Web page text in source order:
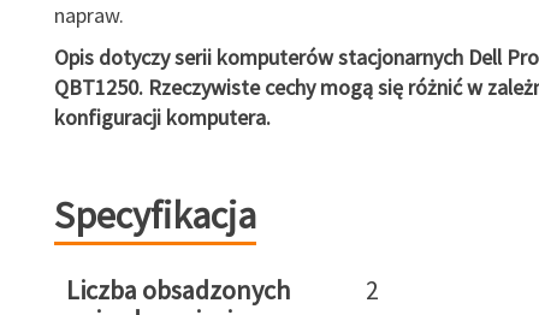
napraw.
Opis dotyczy serii komputerów stacjonarnych Dell
QBT1250. Rzeczywiste cechy mogą się różnić w
konfiguracji komputera.
Specyfikacja
Liczba obsadzonych
2